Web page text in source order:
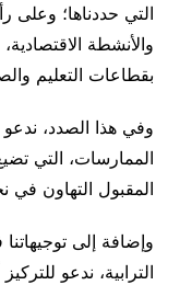
التي حددناها؛ وعلى
والأنشطة
بقطاعات التعليم
وفي هذا الصدد،
الممارسات، التي
المقبول التهاون في
وإضافة إلى
الترابية، ندعو